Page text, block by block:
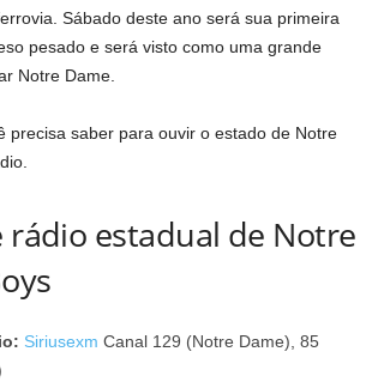
Sábado deste ano será sua primeira
pesado e será visto como uma grande
Notre Dame.
precisa saber para ouvir o estado de Notre
rádio estadual de Notre
Siriusexm Canal 129 (Notre Dame), 85